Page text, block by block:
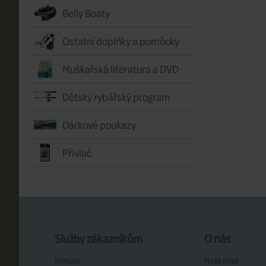
Belly Boaty
Ostatní doplňky a pomůcky
Muškařská literatura a DVD
Dětský rybářský program
Dárkové poukazy
Přívlač
Služby zákazníkům
Kontakt
O nás
Naše mise